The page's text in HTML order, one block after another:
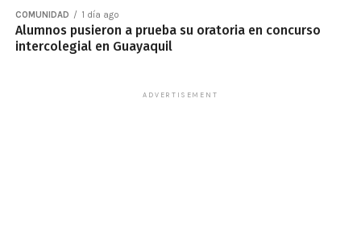
COMUNIDAD 1 día ago
Alumnos pusieron a prueba su oratoria en concurso
intercolegial en Guayaquil
ADVERTISEMENT